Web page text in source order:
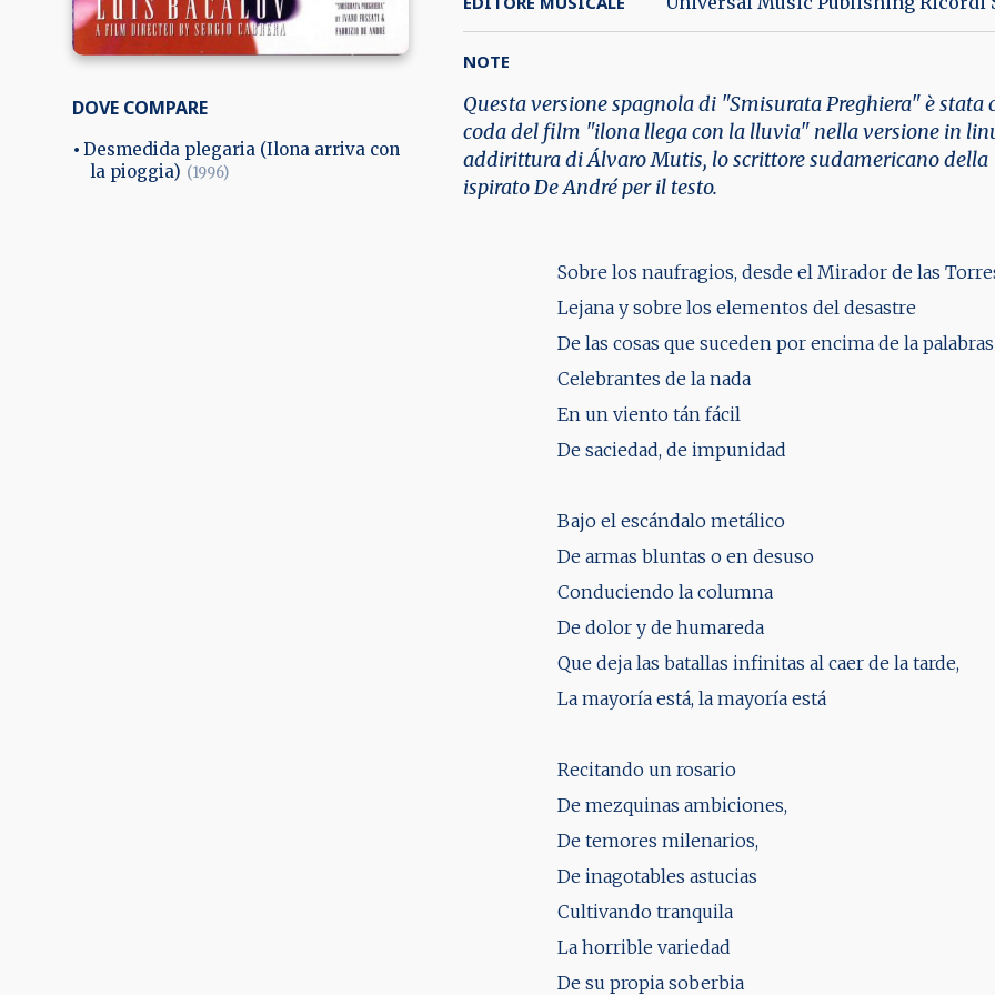
DOVE COMPARE
Desmedida plegaria (Ilona arriva con
la pioggia) (1996)
NOTE
Questa versione spagnola di "Smisurata Preghiera" è
coda del film "ilona llega con la lluvia" nella versione in
addirittura di Álvaro Mutis, lo scrittore sudamericano della
ispirato De André per il testo.
Sobre los naufragios, desde el Mirador de las
Lejana y sobre los elementos del desastre
De las cosas que suceden por encima de la palabras
Celebrantes de la nada
En un viento tán fácil
De saciedad, de impunidad
Bajo el escándalo metálico
De armas bluntas o en desuso
Conduciendo la columna
De dolor y de humareda
Que deja las batallas infinitas al caer de la tarde,
La mayoría está, la mayoría está
Recitando un rosario
De mezquinas ambiciones,
De temores milenarios,
De inagotables astucias
Cultivando tranquila
La horrible variedad
De su propia soberbia